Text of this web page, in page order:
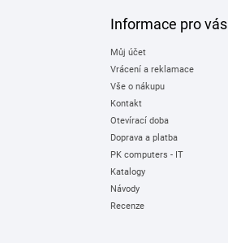
Informace pro vás
Můj účet
Vrácení a reklamace
Vše o nákupu
Kontakt
Otevírací doba
Doprava a platba
PK computers - IT
Katalogy
Návody
Recenze